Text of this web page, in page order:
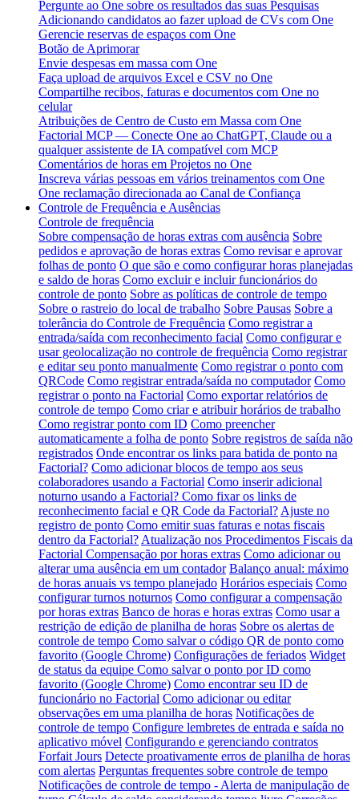
Pergunte ao One sobre os resultados das suas Pesquisas
Adicionando candidatos ao fazer upload de CVs com One
Gerencie reservas de espaços com One
Botão de Aprimorar
Envie despesas em massa com One
Faça upload de arquivos Excel e CSV no One
Compartilhe recibos, faturas e documentos com One no
celular
Atribuições de Centro de Custo em Massa com One
Factorial MCP — Conecte One ao ChatGPT, Claude ou a
qualquer assistente de IA compatível com MCP
Comentários de horas em Projetos no One
Inscreva várias pessoas em vários treinamentos com One
One reclamação direcionada ao Canal de Confiança
Controle de Frequência e Ausências
Controle de frequência
Sobre compensação de horas extras com ausência Sobre
pedidos e aprovação de horas extras Como revisar e aprovar
folhas de ponto O que são e como configurar horas planejadas
e saldo de horas Como excluir e incluir funcionários do
controle de ponto Sobre as políticas de controle de tempo
Sobre o rastreio do local de trabalho Sobre Pausas Sobre a
tolerância do Controle de Frequência Como registrar a
entrada/saída com reconhecimento facial Como configurar e
usar geolocalização no controle de frequência Como registrar
e editar seu ponto manualmente Como registrar o ponto com
QRCode Como registrar entrada/saída no computador Como
registrar o ponto na Factorial Como exportar relatórios de
controle de tempo Como criar e atribuir horários de trabalho
Como registrar ponto com ID Como preencher
automaticamente a folha de ponto Sobre registros de saída não
registrados Onde encontrar os links para batida de ponto na
Factorial? Como adicionar blocos de tempo aos seus
colaboradores usando a Factorial Como inserir adicional
noturno usando a Factorial? Como fixar os links de
reconhecimento facial e QR Code da Factorial? Ajuste no
registro de ponto Como emitir suas faturas e notas fiscais
dentro da Factorial? Atualização nos Procedimentos Fiscais da
Factorial Compensação por horas extras Como adicionar ou
alterar uma ausência em um contador Balanço anual: máximo
de horas anuais vs tempo planejado Horários especiais Como
configurar turnos noturnos Como configurar a compensação
por horas extras Banco de horas e horas extras Como usar a
restrição de edição de planilha de horas Sobre os alertas de
controle de tempo Como salvar o código QR de ponto como
favorito (Google Chrome) Configurações de feriados Widget
de status da equipe Como salvar o ponto por ID como
favorito (Google Chrome) Como encontrar seu ID de
funcionário no Factorial Como adicionar ou editar
observações em uma planilha de horas Notificações de
controle de tempo Configure lembretes de entrada e saída no
aplicativo móvel Configurando e gerenciando contratos
Forfait Jours Detecte proativamente erros de planilha de horas
com alertas Perguntas frequentes sobre controle de tempo
Notificações de controle de tempo - Alerta de manipulação de